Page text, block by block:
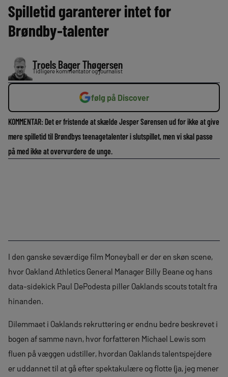
Spilletid garanterer intet for
Brøndby-talenter
Troels Bager Thøgersen
Tidligere kommentator og journalist
følg på Discover
KOMMENTAR: Det er fristende at skælde Jesper Sørensen ud for ikke at give
mere spilletid til Brøndbys teenagetalenter i slutspillet, men vi skal passe
på med ikke at overvurdere de unge.
I den ganske seværdige film Moneyball er der en skøn scene,
hvor Oakland Athletics General Manager Billy Beane og hans
data-sidekick Paul DePodesta piller Oaklands scouts totalt fra
hinanden.
Dilemmaet i Oaklands rekruttering er endnu bedre beskrevet i
bogen af samme navn, hvor forfatteren Michael Lewis som
fluen på væggen udstiller, hvordan Oaklands talentspejdere
er uddannet til at gå efter spektakulære og flotte (ja, jeg mener